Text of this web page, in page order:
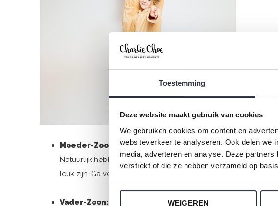
Toestemming
Deze website maakt gebruik van cookies
We gebruiken cookies om content en
websiteverkeer te analyseren. Ook delen we
media, adverteren en analyse. Deze
verstrekt of die ze hebben verzameld op
WEIGEREN
Moeder-Zoon: Samen stoer
Natuurlijk hebben we ook stoere en charmante moeder zoon
leuk zijn. Ga voor jouw favoriete item en relax samen met je
Vader-Zoon: Avontuurlijke duo's